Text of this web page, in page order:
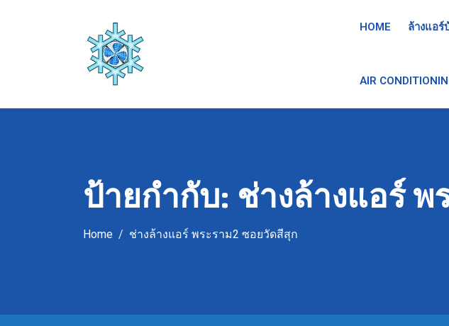
HOME ล้างแอร์
AIR
ป้ายกำกับ: ช่างล้างแอร์
Home ช่างล้างแอร์ พระราม2 ซอยวัดสีสุก